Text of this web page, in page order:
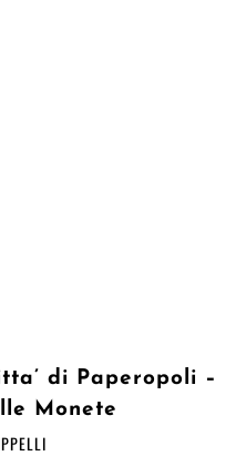
di Paperopoli –
Monete